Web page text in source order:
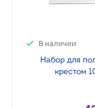
В наличии
Набор для
крестом